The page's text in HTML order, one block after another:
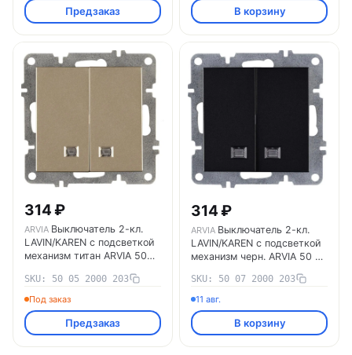
Предзаказ В корзину
314 ₽
ARVIA Выключатель 2-кл.
LAVIN/KAREN с подсветкой
механизм титан ARVIA 50
SKU: 50 05 2000 203
Под заказ
Предзаказ
314 ₽
ARVIA Выключатель 2-кл.
LAVIN/KAREN с подсветкой
механизм черн. ARVIA 50 07
SKU: 50 07 2000 203
11 авг.
В корзину